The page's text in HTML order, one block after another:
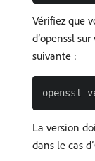
Vérifiez que
d’openssl
suivante :
La version
dans le cas